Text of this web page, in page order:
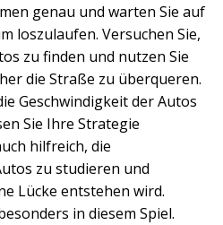
genau und warten Sie auf
loszulaufen. Versuchen Sie,
zu finden und nutzen Sie
die Straße zu überqueren.
Geschwindigkeit der Autos
Sie Ihre Strategie
hilfreich, die
zu studieren und
Lücke entstehen wird.
in diesem Spiel.